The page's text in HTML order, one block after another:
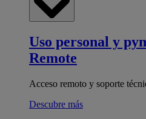
Uso personal y
Remote
Acceso remoto y soporte
Descubre más